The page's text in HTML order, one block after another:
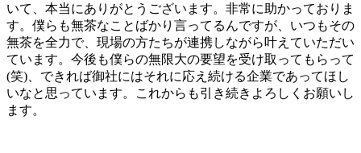
いて、本当にありがとうございます。非常に助かっておりま
す。僕らも無茶なことばかり言ってるんですが、いつもその
無茶を全力で、現場の方たちが連携しながら叶えていただい
ています。今後も僕らの無限大の要望を受け取ってもらって
(笑)、できれば御社にはそれに応え続ける企業であってほし
いなと思っています。これからも引き続きよろしくお願いし
ます。